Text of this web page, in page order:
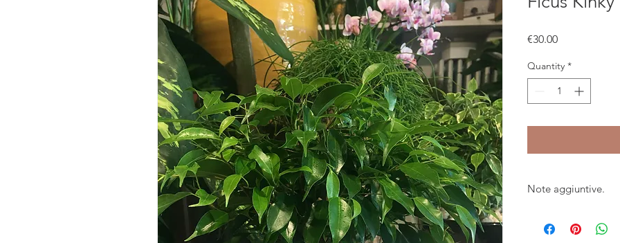
€30.00Price
Quantity *
Note aggiuntive.